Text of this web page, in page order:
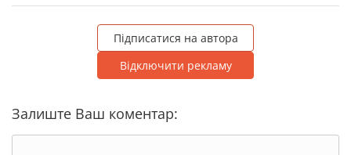
Підписатися на автора
Відключити рекламу
Залиште Ваш коментар: